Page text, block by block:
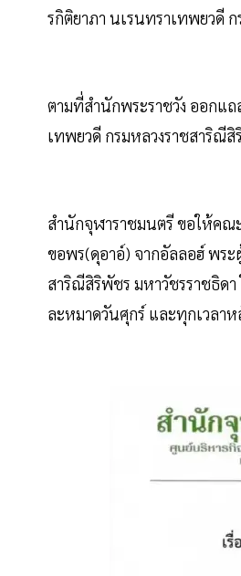
รกิติยาภา นเรนทราเทพยวดี
ตามที่สำนักพระราชวัง ออกแถ
เทพยวดี กรมหลวงราชสาริณี
สำนักจุฬาราชมนตรี ขอให้คณ
ขอพร(ดุอาอ์) จากอัลลอฮ์ พระ
สาริณีสิริพัชร มหาวัชรราชธิด
ละหมาดวันศุกร์ และทุกเวลา